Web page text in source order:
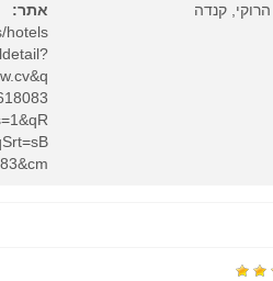
הרוקי, קנדה
אתר:
hotels